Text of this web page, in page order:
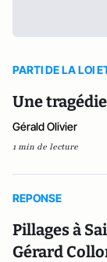
PARTI DE LA LOI
Une
Gérald Olivier
1 min de lecture
REPONSE
Pillages à
Gérard